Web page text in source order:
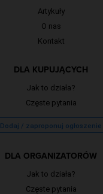
Artykuły
O nas
Kontakt
DLA KUPUJĄCYCH
Jak to działa?
Częste pytania
Dodaj / zaproponuj ogłoszenie
DLA ORGANIZATORÓW
Jak to działa?
Częste pytania